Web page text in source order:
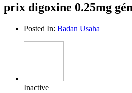
prix digoxine 0.25mg
Posted In: Badan Usaha
Inactive